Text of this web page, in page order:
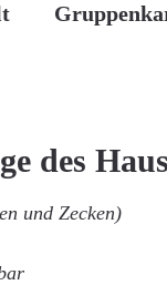
des
und Zecken)